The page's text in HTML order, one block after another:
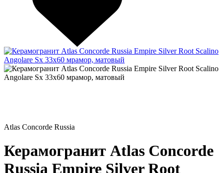
Atlas Concorde Russia
Керамогранит Atlas Concorde
Russia Empire Silver Root